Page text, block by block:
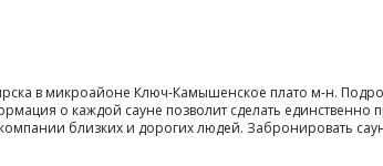
в микроайоне Ключ-Камышенское плато м-н.
о каждой сауне позволит сделать
компании близких и дорогих людей. Забронировать